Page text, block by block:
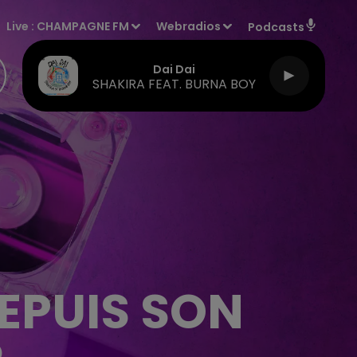
Live : CHAMPAGNE FM Webradios Podcasts
Dai Dai
SHAKIRA FEAT. BURNA BOY
SON